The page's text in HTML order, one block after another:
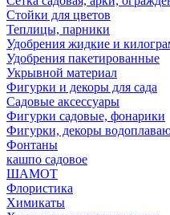
Стойки для цветов
Теплицы, парники
Удобрения жидкие и
Удобрения пакетированные
Укрывной материал
Фигурки и декоры для сада
Садовые аксессуары
Фигурки садовые, фонарики
Фигурки, декоры
Фонтаны
кашпо садовое
ШАМОТ
Флористика
Химикаты